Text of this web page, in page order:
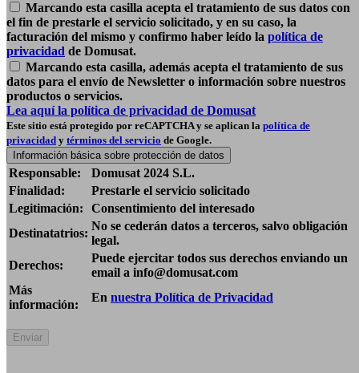
Marcando esta casilla acepta el tratamiento de sus datos con
el fin de prestarle el servicio solicitado, y en su caso, la
facturación del mismo y confirmo haber leído la política de
privacidad de Domusat.
Marcando esta casilla, además acepta el tratamiento de sus
datos para el envío de Newsletter o información sobre nuestros
productos o servicios.
Lea aquí la política de privacidad de Domusat
Este sitio está protegido por reCAPTCHA y se aplican la política de
privacidad y términos del servicio de Google.
Información básica sobre protección de datos
Responsable:
Domusat 2024 S.L.
Finalidad:
Prestarle el servicio solicitado
Legitimación:
Consentimiento del interesado
Destinatatrios:
No se cederán datos a terceros, salvo obligación
legal.
Derechos:
Puede ejercitar todos sus derechos enviando un
email a info@domusat.com
Más
información:
En nuestra Política de Privacidad